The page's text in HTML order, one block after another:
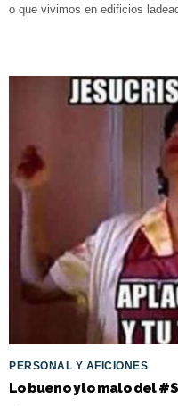
o que vivimos en edificios
PERSONAL Y AFICIONES
Lo bueno y lo malo del